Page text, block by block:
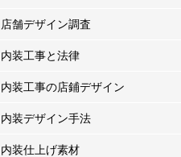
店舗デザイン調査
内装工事と法律
内装工事の店鋪デザイン
内装デザイン手法
内装仕上げ素材